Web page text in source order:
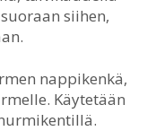
siihen,
nappikenkä,
Käytetään